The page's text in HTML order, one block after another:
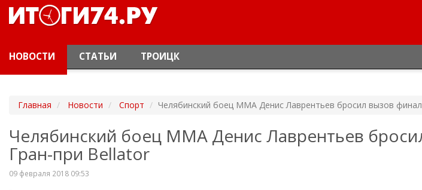
НОВОСТИ СТАТЬИ ТРОИЦК
Главная Новости Спорт Челябинский боец ММА Денис Лаврентьев бросил вызов
Челябинский боец ММА Денис Лаврентьев
Гран-при Bellator
09 февраля 2018 09:53